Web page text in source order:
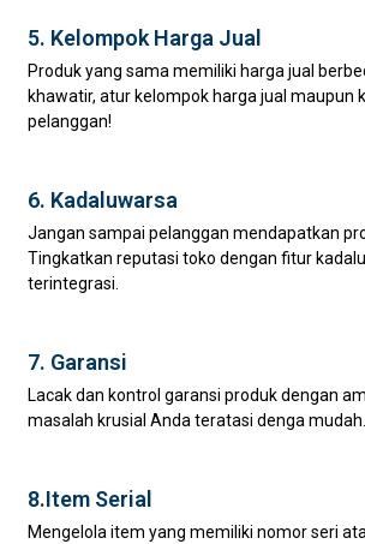
5. Kelompok Harga Jual
Produk yang sama memiliki harga jual
khawatir, atur kelompok harga jual maupun
pelanggan!
6. Kadaluwarsa
Jangan sampai pelanggan mendapatkan
Tingkatkan reputasi toko dengan fitur
terintegrasi.
7. Garansi
Lacak dan kontrol garansi produk dengan
masalah krusial Anda teratasi denga mudah.
8.Item Serial
Mengelola item yang memiliki nomor seri